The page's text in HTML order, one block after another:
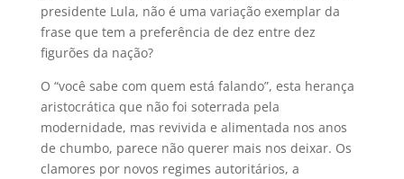
presidente Lula, não é uma variação exemplar da
frase que tem a preferência de dez entre dez
figurões da nação?
O “você sabe com quem está falando”, esta herança
aristocrática que não foi soterrada pela
modernidade, mas revivida e alimentada nos anos
de chumbo, parece não querer mais nos deixar. Os
clamores por novos regimes autoritários, a